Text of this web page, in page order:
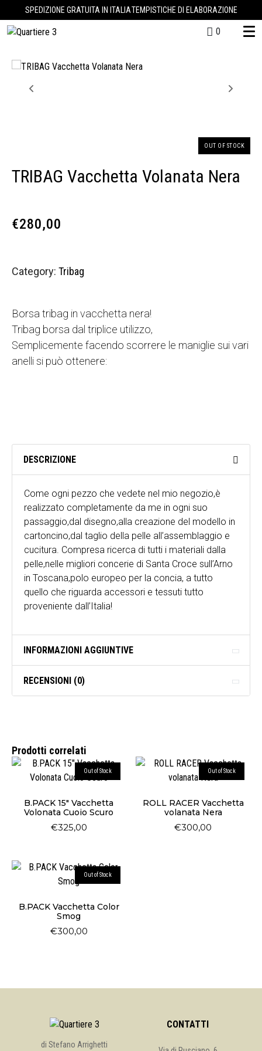
SPEDIZIONE GRATUITA IN ITALIATEMPISTICHE DI ELABORAZIONE
0
OUT OF STOCK
TRIBAG Vacchetta Volanata Nera
€280,00
Category: Tribag
Borsa tribag in vacchetta nera!
Tribag borsa dal triplice utilizzo,
Semplicemente facendo scorrere le maniglie sui vari
anelli si può ottenere:
DESCRIZIONE
Come ogni pezzo che vedete nel mio negozio,è
realizzato completamente da me in ogni suo
passaggio,dal disegno,alla creazione del modello in
cartoncino,dal taglio della pelle all’assemblaggio e
cucitura. Compresa ricerca di tutti i materiali dalla
pelle,nelle migliori concerie di Santa Croce sull’Arno
in Toscana,polo europeo per la concia, a tutto
quello che riguarda accessori e tessuti tutto
proveniente dall’Italia!
INFORMAZIONI AGGIUNTIVE
RECENSIONI (0)
Prodotti correlati
Out of Stock
B.PACK 15″ Vacchetta
Volonata Cuoio Scuro
€325,00
Out of Stock
ROLL RACER Vacchetta
volanata Nera
€300,00
Out of Stock
B.PACK Vacchetta Color
Smog
€300,00
di Stefano Arrighetti
CONTATTI